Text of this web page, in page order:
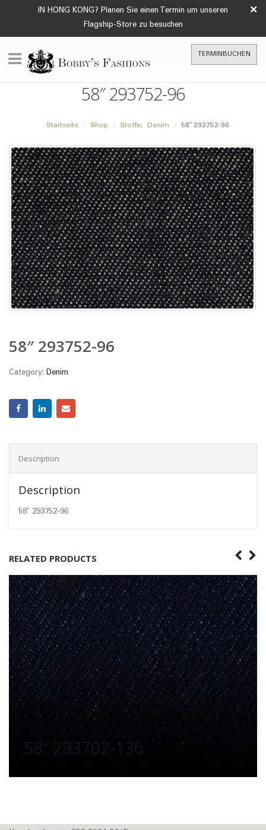
IN HONG KONG? Planen Sie einen Termin um unseren
Flagship-Store zu besuchen
×
TERMINBUCHEN
58″ 293752-96
Startseite Shop Stoffe, Denim 58″ 293752-96
58″ 293752-96
Category: Denim
Description
Description
58″ 293752-96
RELATED PRODUCTS
58″ 293702-136